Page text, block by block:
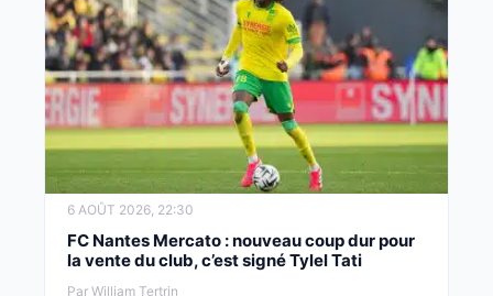
6 AOÛT 2026, 22:30
FC Nantes Mercato : nouveau coup dur pour
la vente du club, c’est signé Tylel Tati
Par William Tertrin